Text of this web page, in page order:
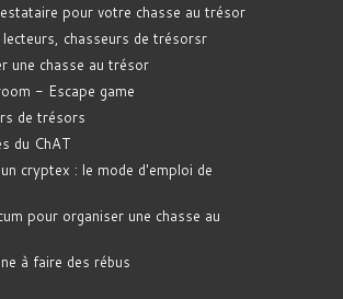
pour votre chasse au trésor
lecteurs, chasseurs de trésorsr
une chasse au trésor
- Escape game
de trésors
du ChAT
cryptex : le mode d'emploi de
pour organiser une chasse au
à faire des rébus